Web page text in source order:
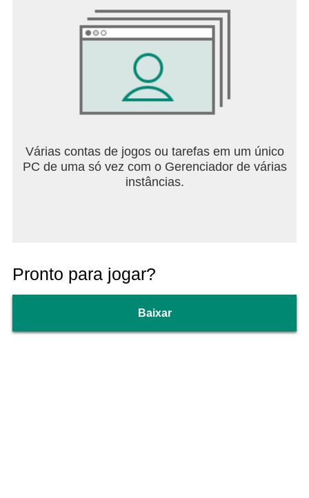
Várias contas de jogos ou tarefas em um único
PC de uma só vez com o Gerenciador de várias
instâncias.
Pronto para jogar?
Baixar